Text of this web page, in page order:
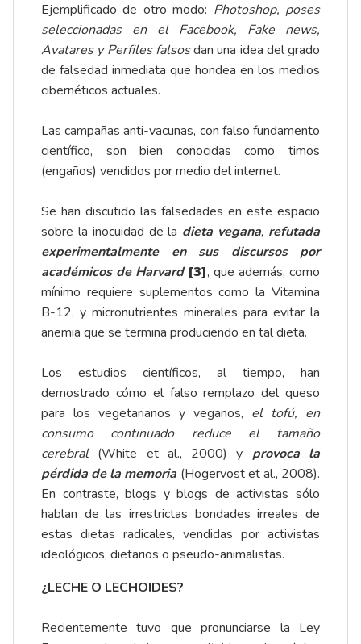
Ejemplificado de otro modo: Photoshop, poses
seleccionadas en el Facebook, Fake news,
Avatares y Perfiles falsosdan una idea del grado
de falsedad inmediata que hondea en los medios
cibernéticos actuales.
Las campañas anti-vacunas, con falso fundamento
científico, son bien conocidas como timos
(engaños) vendidos por medio del internet.
Se han discutido las falsedades en este espacio
sobre la inocuidad de la dieta vegana, refutada
experimentalmente en sus discursos por
académicos de Harvard [3], que además, como
mínimo requiere suplementos como la Vitamina
B-12, y micronutrientes minerales para evitar la
anemia que se termina produciendo en tal dieta.
Los estudios científicos, al tiempo, han
demostrado cómo el falso remplazo del queso
para los vegetarianos y veganos, el tofú, en
consumo continuado reduce el tamaño
cerebral (White et al., 2000) y provoca la
pérdida de la memoria (Hogervost et al., 2008).
En contraste, blogs y blogs de activistas sólo
hablan de las irrestrictas bondades irreales de
estas dietas radicales, vendidas por activistas
ideológicos, dietarios o pseudo-animalistas.
¿LECHE O LECHOIDES?
Recientemente tuvo que pronunciarse la Ley